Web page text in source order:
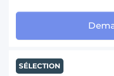
SÉLECTION